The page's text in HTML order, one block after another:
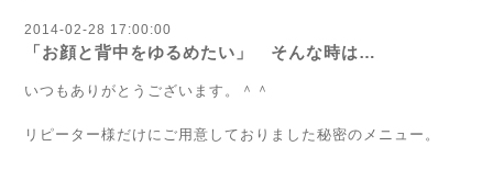
2014-02-28 17:00:00
「お顔と背中をゆるめたい」 そんな時は…
いつもありがとうございます。＾＾
リピーター様だけにご用意しておりました秘密のメニュー。